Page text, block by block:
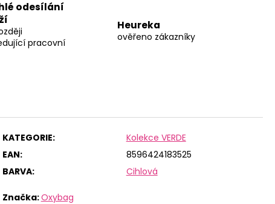
odesílání
pracovní
Heureka
ověřeno zákazníky
KATEGORIE:
Kolekce VERDE
EAN:
8596424183525
BARVA: Cihlová
Značka:Oxybag